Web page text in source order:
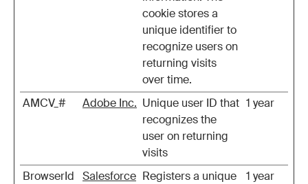
cookie stores a
unique identifier to
recognize users on
returning visits
over time.
AMCV_# Adobe Inc. Unique user ID that
recognizes the
user on returning
visits
1 year
BrowserId Salesforce Registers a unique
1 year